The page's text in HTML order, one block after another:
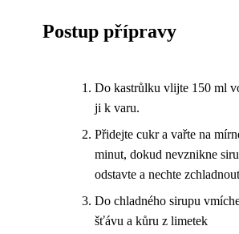
Postup přípravy
Do kastrůlku vlijte 150 ml
ji k varu.
Přidejte cukr a vařte na
minut, dokud nevznikne
odstavte a nechte
Do chladného sirupu
šťávu a kůru z limetek